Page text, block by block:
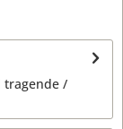
/